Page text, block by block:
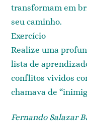
transformam em
seu caminho.
Exercício
Realize uma
lista de
conflitos vividos
chamava de
Fernando Salazar